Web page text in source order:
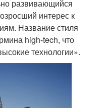
развивающийся
интерес к
Название стиля
high-tech, что
технологии».